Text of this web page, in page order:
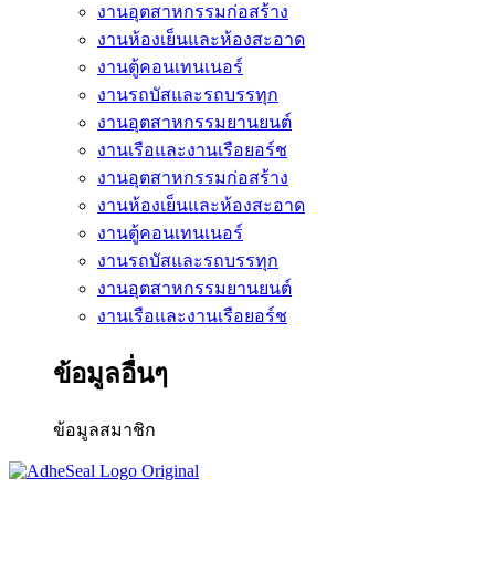
งานอุตสาหกรรมก่อสร้าง
งานห้องเย็นและห้องสะอาด
งานตู้คอนเทนเนอร์
งานรถบัสและรถบรรทุก
งานอุตสาหกรรมยานยนต์
งานเรือและงานเรือยอร์ช
งานอุตสาหกรรมก่อสร้าง
งานห้องเย็นและห้องสะอาด
งานตู้คอนเทนเนอร์
งานรถบัสและรถบรรทุก
งานอุตสาหกรรมยานยนต์
งานเรือและงานเรือยอร์ช
ข้อมูลอื่นๆ
ข้อมูลสมาชิก